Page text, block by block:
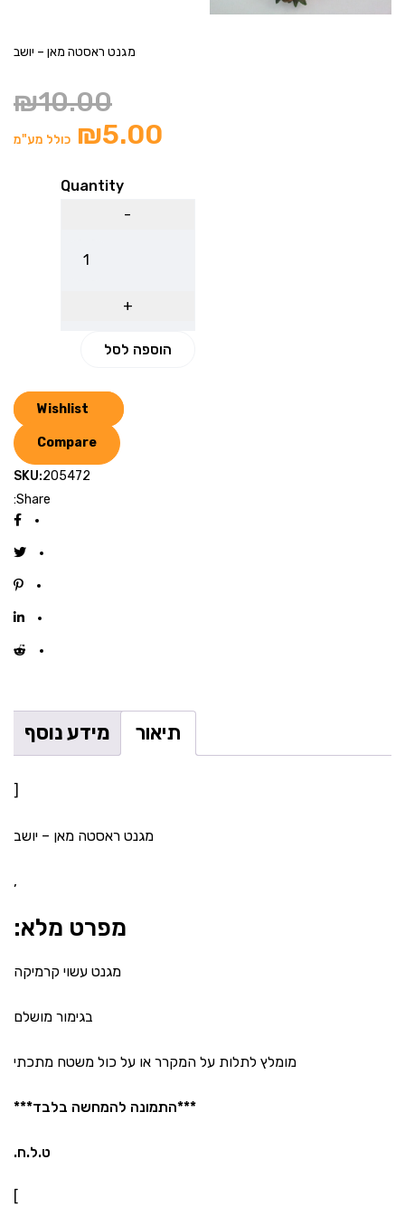
מגנט ראסטה מאן – יושב
₪10.00
₪5.00 כולל מע"מ
Quantity
הוספה לסל
Wishlist
Compare
SKU:205472
Share:
תיאור מידע נוסף
[
מגנט ראסטה מאן – יושב
,
מפרט מלא:
מגנט עשוי קרמיקה
בגימור מושלם
מומלץ לתלות על המקרר או על כול משטח מתכתי
***התמונה להמחשה בלבד***
ט.ל.ח.
]